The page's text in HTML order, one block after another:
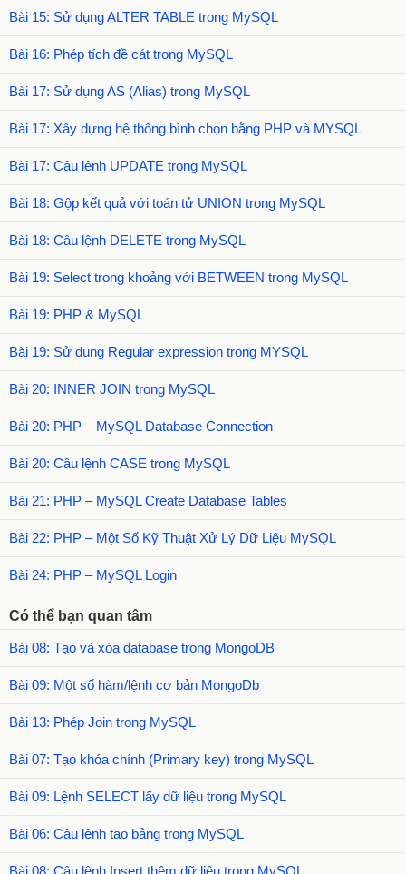
Bài 15: Sử dụng ALTER TABLE trong MySQL
Bài 16: Phép tích đề cát trong MySQL
Bài 17: Sử dụng AS (Alias) trong MySQL
Bài 17: Xây dựng hệ thống bình chọn bằng PHP và MYSQL
Bài 17: Câu lệnh UPDATE trong MySQL
Bài 18: Gộp kết quả với toán tử UNION trong MySQL
Bài 18: Câu lệnh DELETE trong MySQL
Bài 19: Select trong khoảng với BETWEEN trong MySQL
Bài 19: PHP & MySQL
Bài 19: Sử dụng Regular expression trong MYSQL
Bài 20: INNER JOIN trong MySQL
Bài 20: PHP – MySQL Database Connection
Bài 20: Câu lệnh CASE trong MySQL
Bài 21: PHP – MySQL Create Database Tables
Bài 22: PHP – Một Số Kỹ Thuật Xử Lý Dữ Liệu MySQL
Bài 24: PHP – MySQL Login
Có thể bạn quan tâm
Bài 08: Tạo và xóa database trong MongoDB
Bài 09: Một số hàm/lệnh cơ bản MongoDb
Bài 13: Phép Join trong MySQL
Bài 07: Tạo khóa chính (Primary key) trong MySQL
Bài 09: Lệnh SELECT lấy dữ liệu trong MySQL
Bài 06: Câu lệnh tạo bảng trong MySQL
Bài 08: Câu lệnh Insert thêm dữ liệu trong MySQL